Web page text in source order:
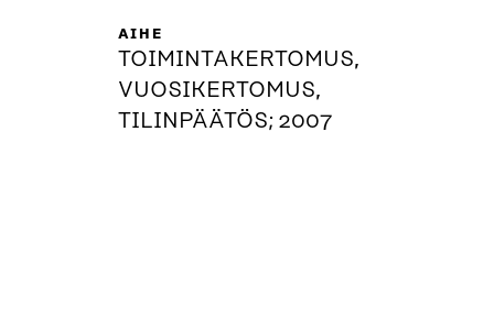
AIHE
TOIMINTAKERTOMUS,
VUOSIKERTOMUS,
TILINPÄÄTÖS; 2007